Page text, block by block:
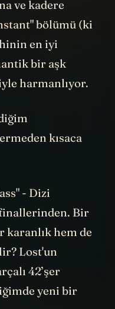
kurgu
okullarda,
önemliydi.
anlamı
bazen
yaratıcı
aslında